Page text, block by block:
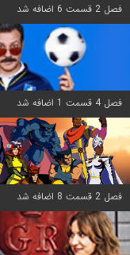
فصل 2 قسمت 6 اضافه شد
فصل 4 قسمت 1 اضافه شد
فصل 2 قسمت 8 اضافه شد